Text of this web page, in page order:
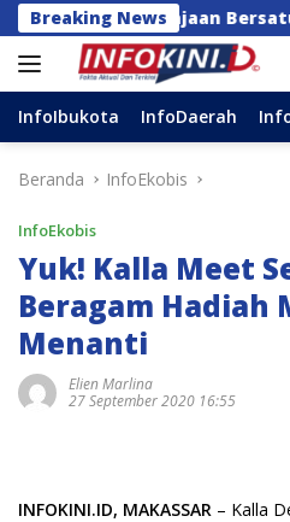
Langsung
ke
konten
Breaking News
Kerajaan Bersatu Dulu Baru
InfoIbukota InfoDaerah
Beranda InfoEkobis
InfoEkobis
Yuk! Kalla Meet
Beragam Hadiah
Menanti
Elien Marlina
27 September 2020 16:55
INFOKINI.ID, MAKASSAR – Kalla